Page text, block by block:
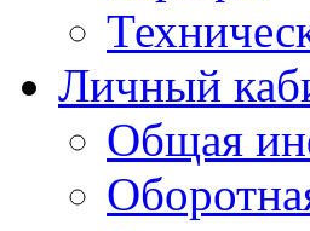
Личный
Общая